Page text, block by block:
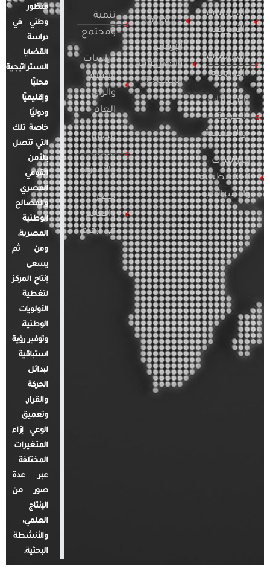
الدراسات
الأمريكية
الدراسات
الأوروبية
الدراسات
العربية
والإقليمية
الدراسات
الفلسطينية
والإسرائيلية
التطرف
الإرهاب
والصراعات
المسلحة
تنمية
ومجتمع
دراسات
الإعلام
والرأي
العام
قضايا
المرأة
والأسرة
مصر
والعالم
في أرقام
منظور
وطني في
دراسة
القضايا
الاستراتيجية
محليًا
وإقليميًا
ودوليًا
خاصة تلك
التي تتصل
بالأمن
القومي
المصري
والمصالح
الوطنية
المصرية.
ومن ثم
يسعى
إنتاج المركز
لتغطية
الأولويات
الوطنية،
وتوفير رؤية
استباقية
لبدائل
الحركة
والقرار.
وتعميق
الوعي إزاء
المتغيرات
المختلفة
عبر عدة
صور من
الإنتاج
العلمي،
والأنشطة
البحثية.